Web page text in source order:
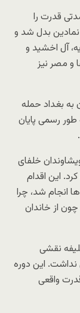
قدرت را
نمادین بدل شد و
آل اخشید و
و مصر نیز
مغولان به بغداد حمله
رسمی پایان
خلفای
این اقدام
انجام شد، چرا
از خاندان
خلیفه نقشی
این دوره
واقعی